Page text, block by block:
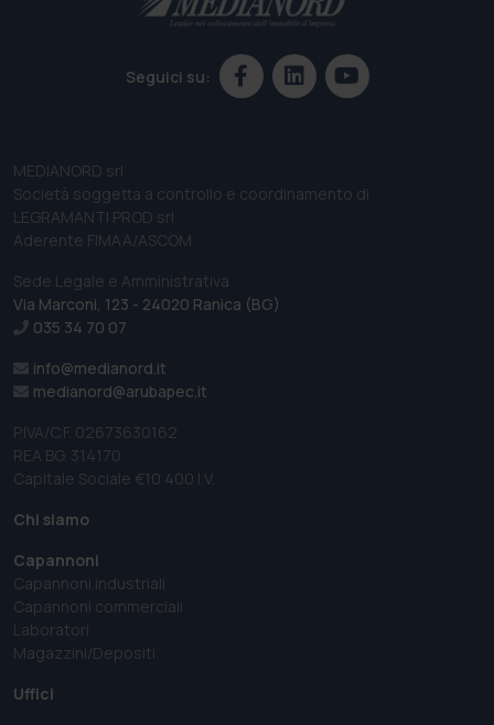
Seguici su:
MEDIANORD srl
Società soggetta a controllo e coordinamento di
LEGRAMANTI PROD srl
Aderente FIMAA/ASCOM
Sede Legale e Amministrativa
Via Marconi, 123 - 24020 Ranica (BG)
035 34 70 07
info@medianord.it
medianord@arubapec.it
P.IVA/C.F. 02673630162
REA BG. 314170
Capitale Sociale €10 400 I.V.
Chi siamo
Capannoni
Capannoni industriali
Capannoni commerciali
Laboratori
Magazzini/Depositi
Uffici